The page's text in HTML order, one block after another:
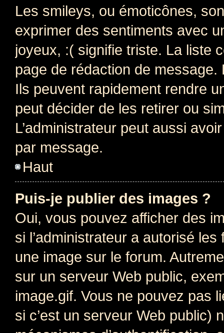
Les smileys, ou émoticônes,
exprimer des sentiments avec
joyeux, :( signifie triste. La liste
page de rédaction de
Ils peuvent rapidement rendre
peut décider de les retirer ou
L’administrateur peut aussi
par message.
Haut
Puis-je publier des images ?
Oui, vous pouvez afficher des
si l’administrateur a autorisé
une image sur le forum.
sur un serveur Web public,
image.gif. Vous ne pouvez pas
si c’est un serveur Web public)